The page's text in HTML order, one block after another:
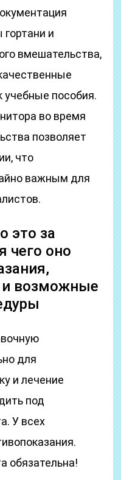
и
вмешательства,
пособия.
во время
позволяет
что
важным для
это за
чего оно
и возможные
для
и лечение
под
У всех
обязательна!